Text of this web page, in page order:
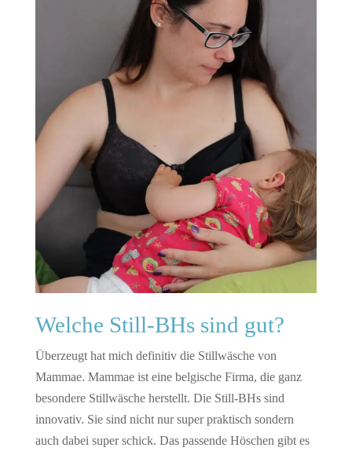
Welche Still-BHs sind gut?
Überzeugt hat mich definitiv die Stillwäsche von
Mammae. Mammae ist eine belgische Firma, die ganz
besondere Stillwäsche herstellt. Die Still-BHs sind
innovativ. Sie sind nicht nur super praktisch sondern
auch dabei super schick. Das passende Höschen gibt es